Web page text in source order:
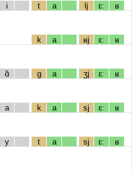
i t a lj ɛː ʁ
k a ʁj ɛː ʁ
ɑ̃ g a ʒj ɛː ʁ
a k a sj ɛː ʁ
y t a sj ɛː ʁ